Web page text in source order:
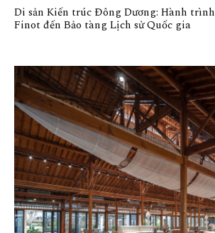
Di sản Kiến trúc Đông Dương: Hành
Finot đến Bảo tàng Lịch sử Quốc gia